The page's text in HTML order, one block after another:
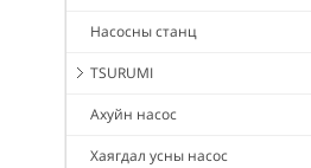
Насосны станц
TSURUMI
Ахуйн насос
Хаягдал усны насос